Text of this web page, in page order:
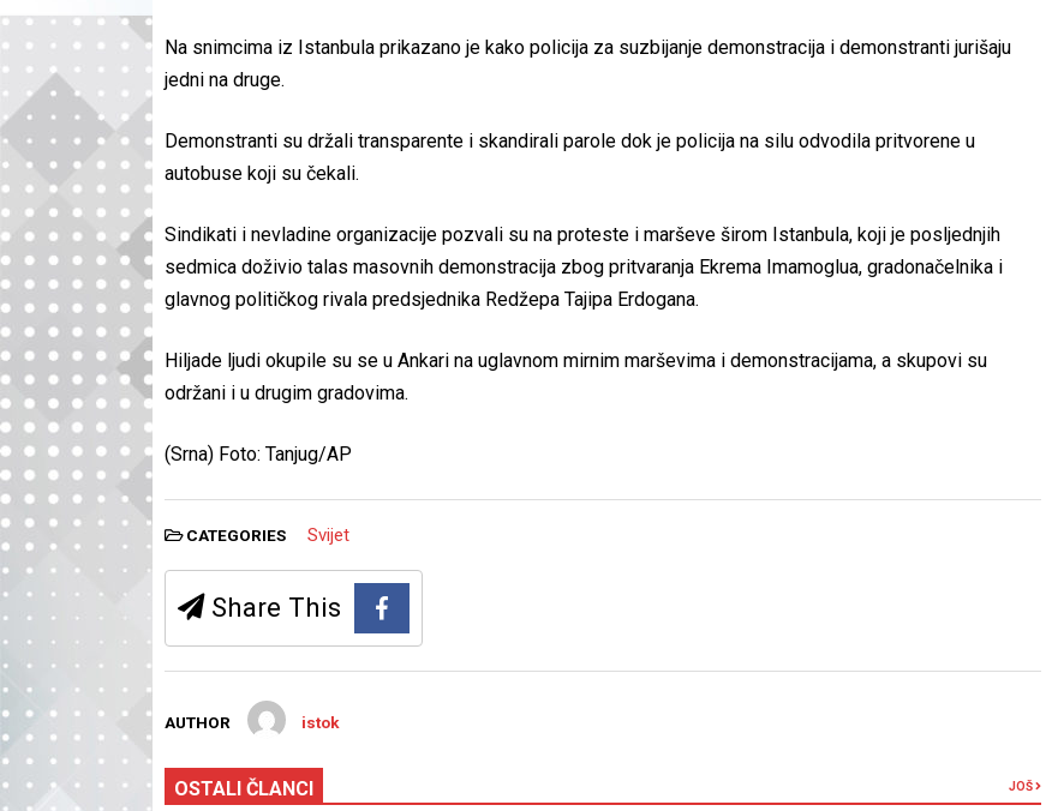
Na snimcima iz Istanbula prikazano je kako policija za suzbijanje demonstracija i demonstranti jurišaju
jedni na druge.
Demonstranti su držali transparente i skandirali parole dok je policija na silu odvodila pritvorene u
autobuse koji su čekali.
Sindikati i nevladine organizacije pozvali su na proteste i marševe širom Istanbula, koji je posljednjih
sedmica doživio talas masovnih demonstracija zbog pritvaranja Ekrema Imamoglua, gradonačelnika i
glavnog političkog rivala predsjednika Redžepa Tajipa Erdogana.
Hiljade ljudi okupile su se u Ankari na uglavnom mirnim marševima i demonstracijama, a skupovi su
održani i u drugim gradovima.
(Srna) Foto: Tanjug/AP
CATEGORIES Svijet
Share This
AUTHOR istok
OSTALI ČLANCI JOŠ